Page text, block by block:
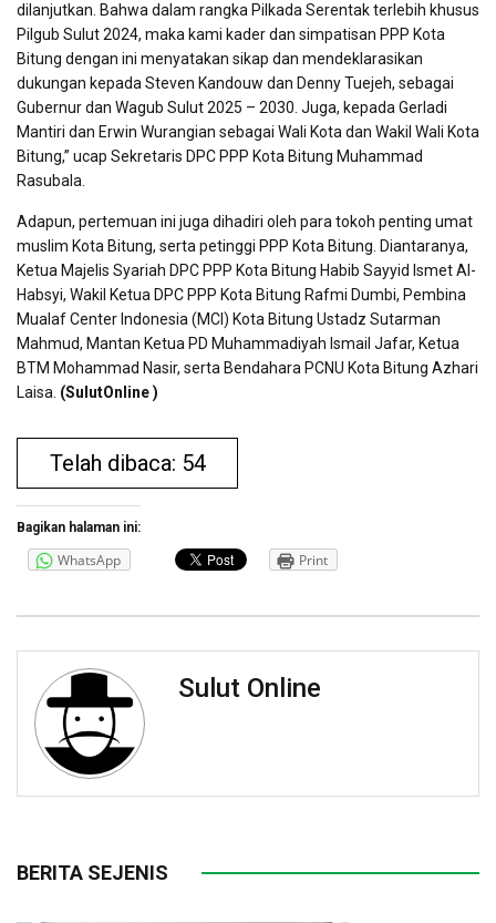
dilanjutkan. Bahwa dalam rangka Pilkada Serentak terlebih khusus
Pilgub Sulut 2024, maka kami kader dan simpatisan PPP Kota
Bitung dengan ini menyatakan sikap dan mendeklarasikan
dukungan kepada Steven Kandouw dan Denny Tuejeh, sebagai
Gubernur dan Wagub Sulut 2025 – 2030. Juga, kepada Gerladi
Mantiri dan Erwin Wurangian sebagai Wali Kota dan Wakil Wali Kota
Bitung,” ucap Sekretaris DPC PPP Kota Bitung Muhammad
Rasubala.
Adapun, pertemuan ini juga dihadiri oleh para tokoh penting umat
muslim Kota Bitung, serta petinggi PPP Kota Bitung. Diantaranya,
Ketua Majelis Syariah DPC PPP Kota Bitung Habib Sayyid Ismet Al-
Habsyi, Wakil Ketua DPC PPP Kota Bitung Rafmi Dumbi, Pembina
Mualaf Center Indonesia (MCI) Kota Bitung Ustadz Sutarman
Mahmud, Mantan Ketua PD Muhammadiyah Ismail Jafar, Ketua
BTM Mohammad Nasir, serta Bendahara PCNU Kota Bitung Azhari
Laisa. (SulutOnline )
Telah dibaca: 54
Bagikan halaman ini:
WhatsApp Print
Sulut Online
BERITA SEJENIS